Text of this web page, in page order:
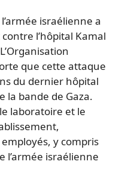
israélienne a
l’hôpital Kamal
que cette attaque
du dernier hôpital
la bande de Gaza.
laboratoire et le
y compris
l’armée israélienne